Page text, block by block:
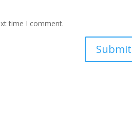
time I comment.